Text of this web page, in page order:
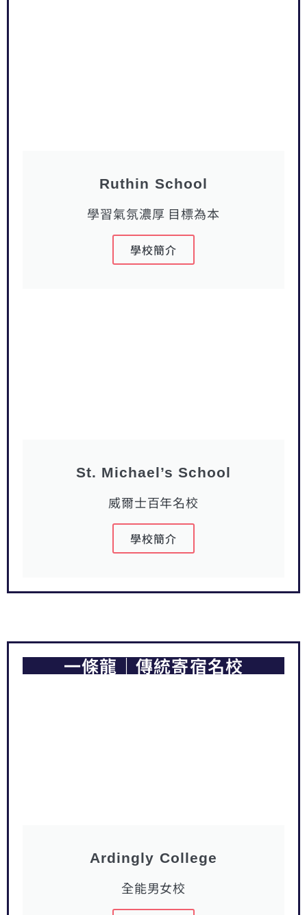
Ruthin School
學習氣氛濃厚 目標為本
學校簡介
St. Michael’s School
威爾士百年名校
學校簡介
一條龍｜傳統寄宿名校
Ardingly College
全能男女校